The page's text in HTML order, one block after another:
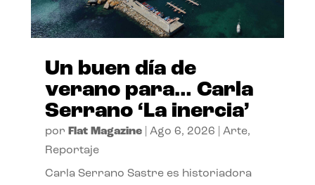
Un buen día de
verano para… Carla
Serrano ‘La inercia’
por Flat Magazine| Ago 6, 2026 Arte,
Reportaje
Carla Serrano Sastre es historiadora